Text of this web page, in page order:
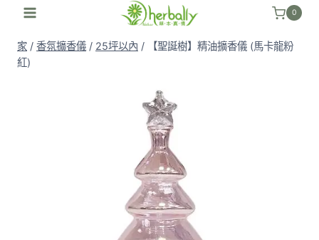
0
家 / 香氛擴香儀 / 25坪以內 /
【聖誕樹】精油擴香儀 (馬卡龍粉
紅)